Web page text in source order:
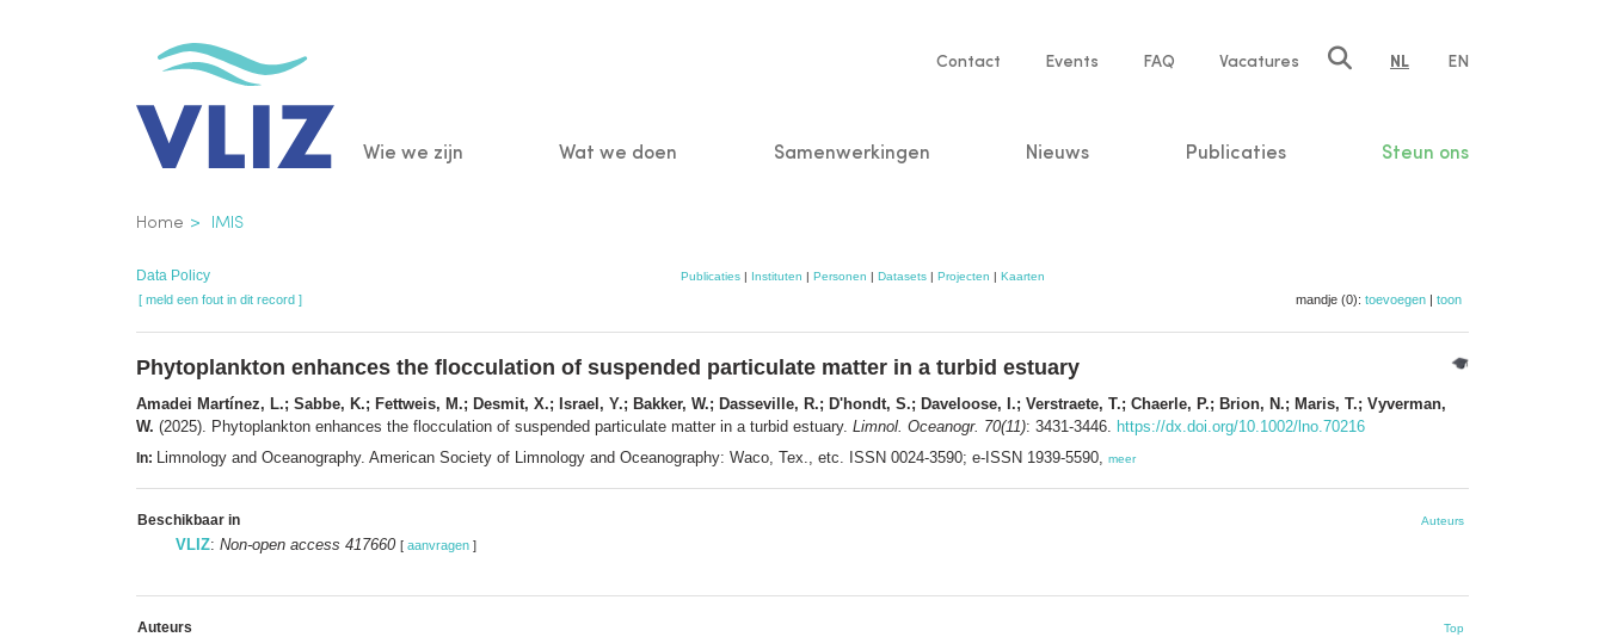
Service
Contact Events FAQ Vacatures NL EN
Main
Wie we zijn Wat we doen Samenwerkingen Nieuws Publicaties Steun ons
Kruimelpad
Home IMIS
Data Policy Publicaties| Instituten | Personen | Datasets| Projecten | Kaarten
[ meld een fout in dit record ] mandje (0): toevoegen | toon
Phytoplankton enhances the flocculation of suspended particulate matter in a turbid estuary
Amadei Martínez, L.; Sabbe, K.; Fettweis, M.; Desmit, X.; Israel, Y.; Bakker, W.; Dasseville, R.; D'hondt, S.; Daveloose, I.; Verstraete, T.; Chaerle, P.; Brion, N.; Maris, T.; Vyverman,
W. (2025). Phytoplankton enhances the flocculation of suspended particulate matter in a turbid estuary. Limnol. Oceanogr. 70(11): 3431-3446. https://dx.doi.org/10.1002/lno.70216
In: Limnology and Oceanography. American Society of Limnology and Oceanography: Waco, Tex., etc. ISSN 0024-3590; e-ISSN 1939-5590, meer
Beschikbaar in Auteurs
VLIZ: Non-open access 417660 [ aanvragen ]
Auteurs Top